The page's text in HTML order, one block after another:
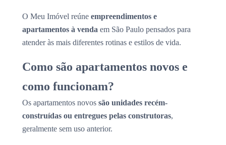
O Meu Imóvel reúne empreendimentos e
apartamentos à venda em São Paulo pensados para
atender às mais diferentes rotinas e estilos de vida.
Como são apartamentos novos e
como funcionam?
Os apartamentos novos são unidades recém-
construídas ou entregues pelas construtoras,
geralmente sem uso anterior.